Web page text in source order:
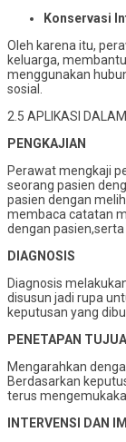
Konservasi
Oleh karena itu,
keluarga,
menggunakan
sosial.
2.5 APLIKASI
PENGKAJIAN
Perawat mengkaji
seorang pasien
pasien dengan
membaca catatan
dengan
DIAGNOSIS
Diagnosis
disusun jadi rupa
keputusan yang
PENETAPAN
Mengarahkan
Berdasarkan
terus
INTERVENSI DAN